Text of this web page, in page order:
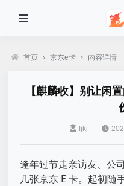
首页 › 京东e卡 › 内容详情
【麒麟收】别让闲
fjkj
逢年过节走亲访友、公
几张京东 E 卡。起初随